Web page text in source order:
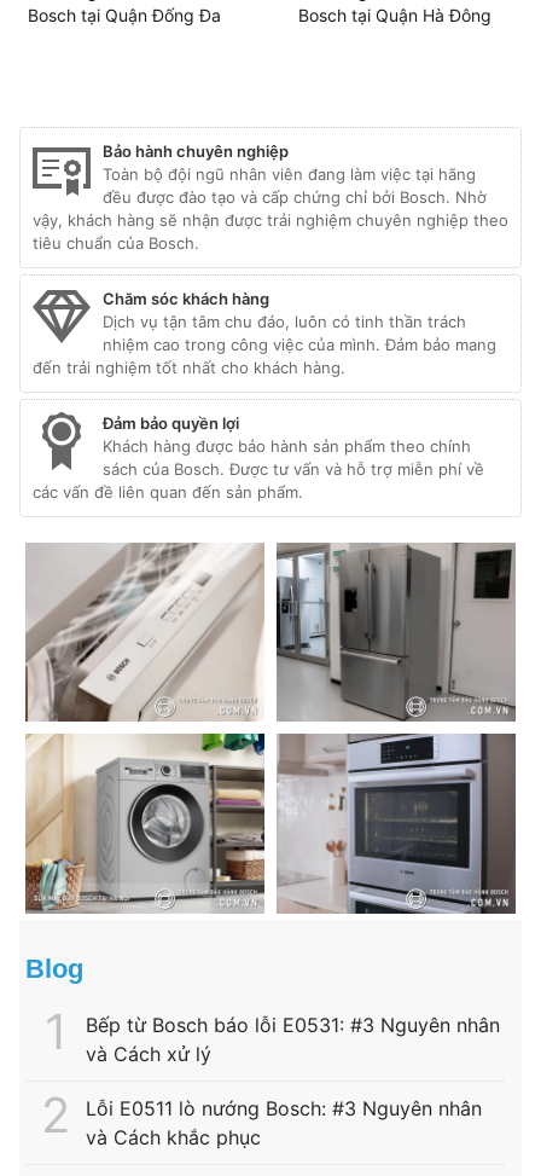
Bosch tại Quận Đống Đa
Bosch tại Quận Hà Đông
Bảo hành chuyên nghiệp
Toàn bộ đội ngũ nhân viên đang làm việc tại hãng
đều được đào tạo và cấp chứng chỉ bởi Bosch. Nhờ
vậy, khách hàng sẽ nhận được trải nghiệm chuyên nghiệp theo
tiêu chuẩn của Bosch.
Chăm sóc khách hàng
Dịch vụ tận tâm chu đáo, luôn có tinh thần trách
nhiệm cao trong công việc của mình. Đảm bảo mang
đến trải nghiệm tốt nhất cho khách hàng.
Đảm bảo quyền lợi
Khách hàng được bảo hành sản phẩm theo chính
sách của Bosch. Được tư vấn và hỗ trợ miễn phí về
các vấn đề liên quan đến sản phẩm.
Blog
Bếp từ Bosch báo lỗi E0531: #3 Nguyên nhân
và Cách xử lý
Lỗi E0511 lò nướng Bosch: #3 Nguyên nhân
và Cách khắc phục